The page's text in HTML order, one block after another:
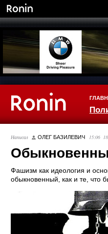
Написал ОЛЕГ БАЗИЛЕВИЧ 15:06
Фашизм как идеология и
обыкновенный, как и те, что